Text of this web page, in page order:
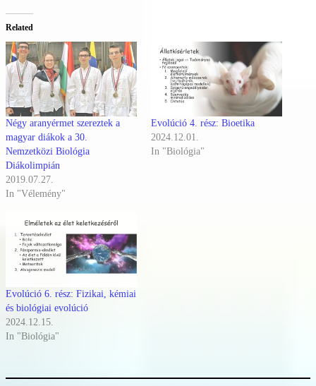
Related
Négy aranyérmet szereztek a
magyar diákok a 30.
Nemzetközi Biológia
Diákolimpián
2019.07.27.
In "Vélemény"
Evolúció 4. rész: Bioetika
2024.12.01.
In "Biológia"
Evolúció 6. rész: Fizikai, kémiai
és biológiai evolúció
2024.12.15.
In "Biológia"